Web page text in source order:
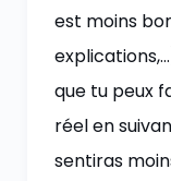
est moins
que tu peux
réel en
sentiras